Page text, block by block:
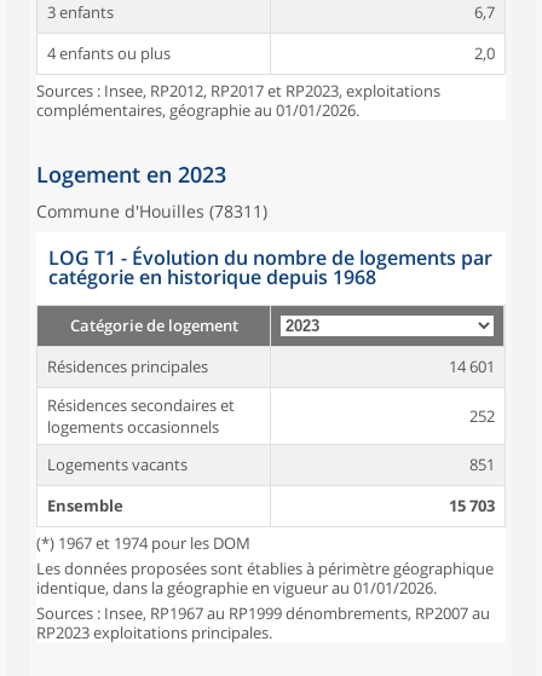
3 enfants
6,7
4 enfants ou plus
2,0
Sources : Insee, RP2012, RP2017 et RP2023, exploitations
complémentaires, géographie au 01/01/2026.
Logement en 2023
Commune d'Houilles (78311)
LOG T1 - Évolution du nombre de logements par
catégorie en historique depuis 1968
Catégorie de logement
Résidences principales
14 601
Résidences secondaires et
logements occasionnels
252
Logements vacants
851
Ensemble
15 703
(*) 1967 et 1974 pour les DOM
Les données proposées sont établies à périmètre géographique
identique, dans la géographie en vigueur au 01/01/2026.
Sources : Insee, RP1967 au RP1999 dénombrements, RP2007 au
RP2023 exploitations principales.